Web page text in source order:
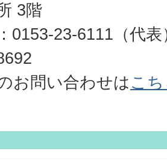
3階
0153-23-6111（代
お問い合わせはこ